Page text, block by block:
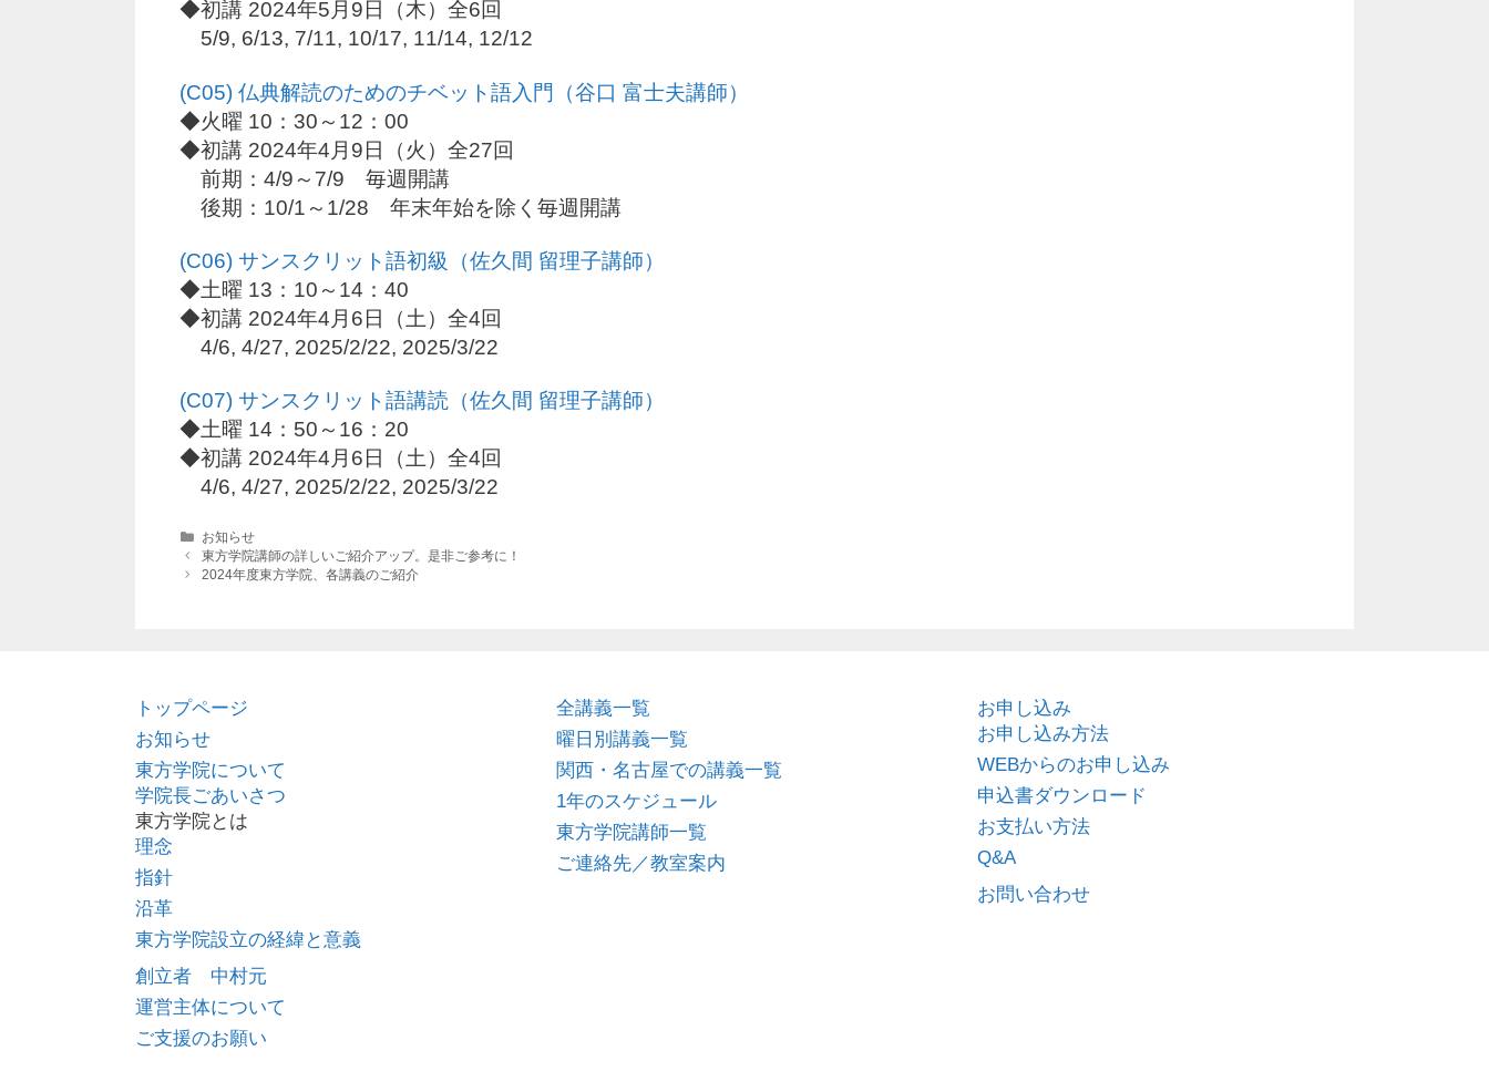
◆初講 2024年5月9日（木）全6回
5/9, 6/13, 7/11, 10/17, 11/14, 12/12
(C05) 仏典解読のためのチベット語入門（谷口 富士夫講師）
◆火曜 10：30～12：00
◆初講 2024年4月9日（火）全27回
前期：4/9～7/9 毎週開講
後期：10/1～1/28 年末年始を除く毎週開講
(C06) サンスクリット語初級（佐久間 留理子講師）
◆土曜 13：10～14：40
◆初講 2024年4月6日（土）全4回
4/6, 4/27, 2025/2/22, 2025/3/22
(C07) サンスクリット語講読（佐久間 留理子講師）
◆土曜 14：50～16：20
◆初講 2024年4月6日（土）全4回
4/6, 4/27, 2025/2/22, 2025/3/22
カ
テ
ゴ
お知らせ
東方学院講師の詳しいご紹介アップ。是非ご参考に！
2024年度東方学院、各講義のご紹介
トップページ
お知らせ
東方学院について
学院長ごあいさつ
東方学院とは
理念
指針
沿革
東方学院設立の経緯と意義
創立者 中村元
運営主体について
ご支援のお願い
全講義一覧
曜日別講義一覧
関西・名古屋での講義一覧
1年のスケジュール
東方学院講師一覧
ご連絡先／教室案内
お申し込み
お申し込み方法
WEBからのお申し込み
申込書ダウンロード
お支払い方法
Q&A
お問い合わせ